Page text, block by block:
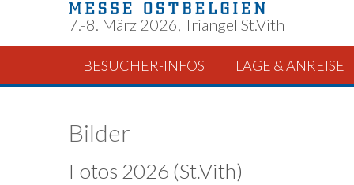
7.-8. März 2026, Triangel St.Vith
BESUCHER-INFOS LAGE & ANREISE
Bilder
Fotos 2026 (St.Vith)